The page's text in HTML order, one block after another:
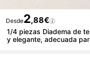
Desde2,88€
1/4 piezas Diadema de
y elegante, adecuada